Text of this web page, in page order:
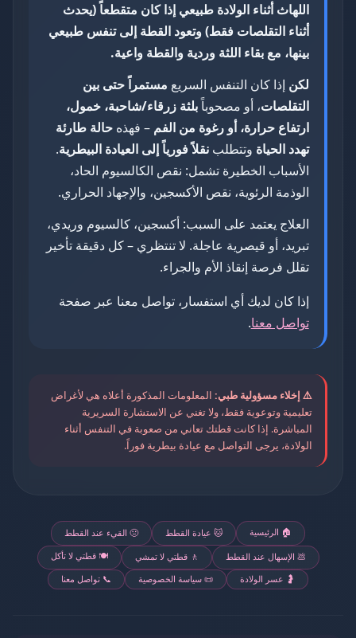
اللهاث أثناء الولادة طبيعي إذا كان متقطعاً (يحدث
أثناء التقلصات فقط) وتعود القطة إلى تنفس طبيعي
بينها، مع بقاء اللثة وردية والقطة واعية.
لكن إذا كان التنفس السريع مستمراً حتى بين
التقلصات، أو مصحوباًبلثة زرقاء/شاحبة، خمول،
ارتفاع حرارة، أو رغوة من الفم – فهذهحالة طارئة
تهدد الحياة وتتطلبنقلاً فورياً إلى العيادة البيطرية.
الأسباب الخطيرة تشمل: نقص الكالسيوم الحاد،
الوذمة الرئوية، نقص الأكسجين، والإجهاد الحراري.
العلاج يعتمد على السبب: أكسجين، كالسيوم وريدي،
تبريد، أو قيصرية عاجلة. لا تنتظري – كل دقيقة تأخير
تقلل فرصة إنقاذ الأم والجراء.
إذا كان لديك أي استفسار، تواصل معنا عبر صفحة
تواصل معنا.
⚠️ إخلاء مسؤولية طبي: المعلومات المذكورة أعلاه هي لأغراض
تعليمية وتوعوية فقط، ولا تغني عن الاستشارة السريرية
المباشرة. إذا كانت قطتك تعاني من صعوبة في التنفس أثناء
الولادة، يرجى التواصل مع عيادة بيطرية فوراً.
🏠 الرئيسية 🐱 عيادة القطط 🤢 القيء عند القطط
💩 الإسهال عند القطط 🚶 قطتي لا تمشي 🍽️ قطتي لا تأكل
🤰 عسر الولادة 📜 سياسة الخصوصية 📞 تواصل معنا